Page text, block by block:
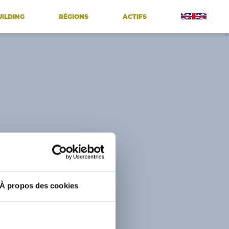
À propos des cookies
RÉGIONS ACTIFS